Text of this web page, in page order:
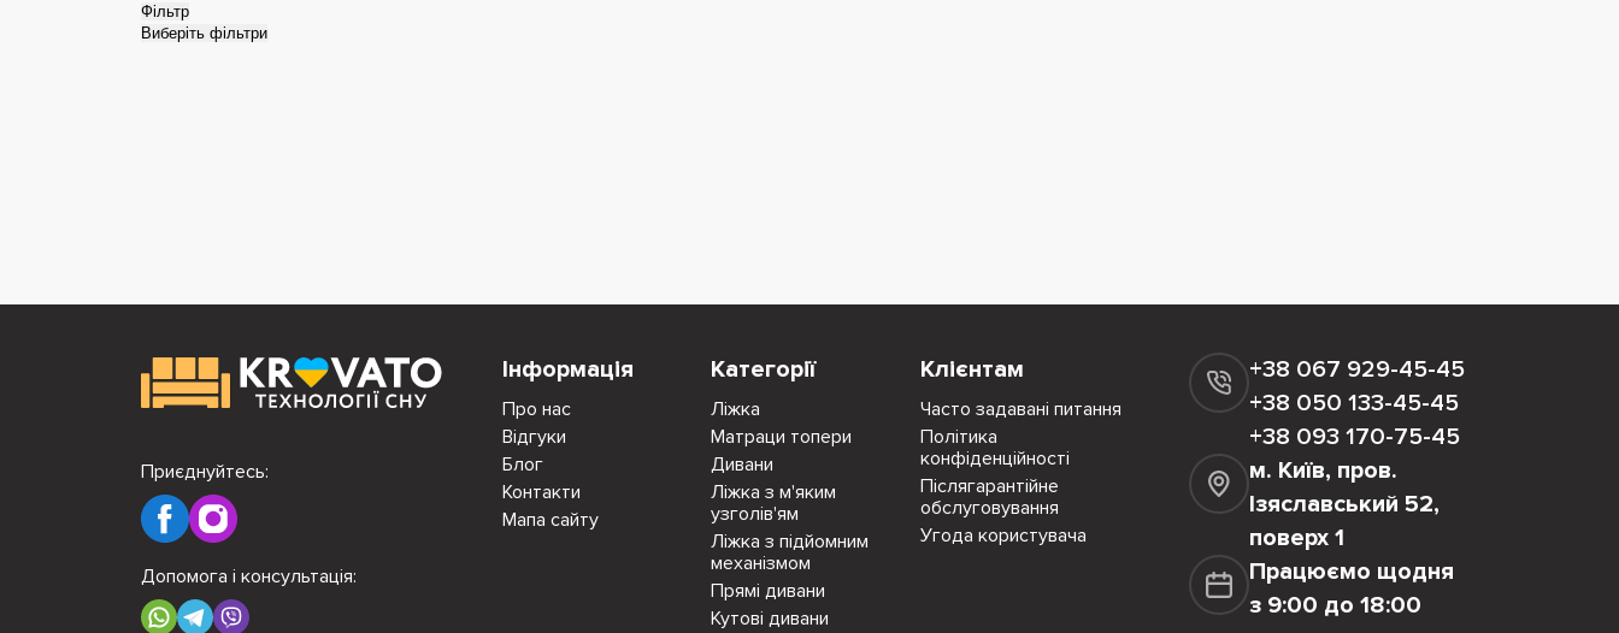
Фільтр
Виберіть фільтри
Інформація
Про нас
Відгуки
Блог
Контакти
Мапа сайту
Категорії
Ліжка
Матраци топери
Дивани
Ліжка з м'яким
узголів'ям
Ліжка з підйомним
механізмом
Прямі дивани
Кутові дивани
Клієнтам
Часто задавані питання
Політика
конфіденційності
Післягарантійне
обслуговування
Угода користувача
+38 067 929-45-45
+38 050 133-45-45
+38 093 170-75-45
м. Київ, пров.
Ізяславський 52,
поверх 1
Працюємо щодня
з 9:00 до 18:00
Приєднуйтесь:
Допомога і консультація: